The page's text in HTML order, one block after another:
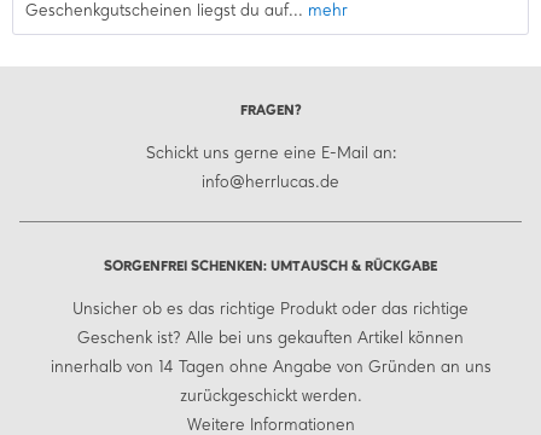
Geschenkgutscheinen liegst du auf... mehr
FRAGEN?
Schickt uns gerne eine E-Mail an:
info@herrlucas.de
SORGENFREI SCHENKEN: UMTAUSCH & RÜCKGABE
Unsicher ob es das richtige Produkt oder das richtige
Geschenk ist? Alle bei uns gekauften Artikel können
innerhalb von 14 Tagen ohne Angabe von Gründen an uns
zurückgeschickt werden.
Weitere Informationen